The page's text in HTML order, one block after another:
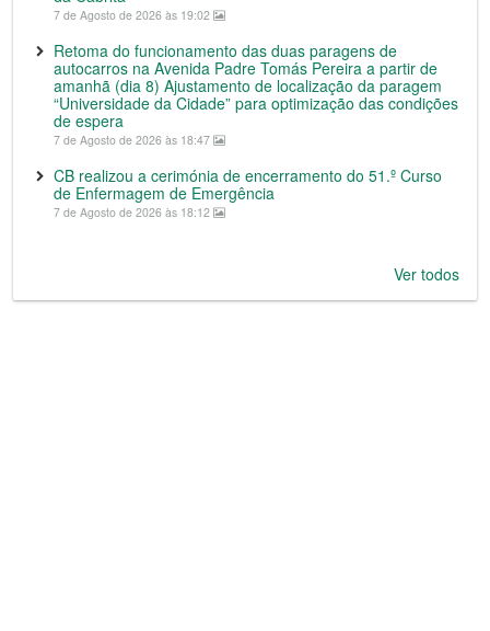
7 de Agosto de 2026 às 19:02
Retoma do funcionamento das duas paragens de
autocarros na Avenida Padre Tomás Pereira a partir de
amanhã (dia 8) Ajustamento de localização da paragem
“Universidade da Cidade” para optimização das condições
de espera
7 de Agosto de 2026 às 18:47
CB realizou a cerimónia de encerramento do 51.º Curso
de Enfermagem de Emergência
7 de Agosto de 2026 às 18:12
Ver todos